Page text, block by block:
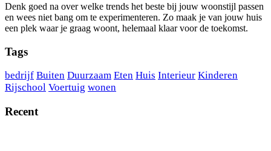
Denk goed na over welke trends het beste bij jouw woonstijl passen
en wees niet bang om te experimenteren. Zo maak je van jouw huis
een plek waar je graag woont, helemaal klaar voor de toekomst.
Tags
bedrijf Buiten Duurzaam Eten Huis Interieur Kinderen
Rijschool Voertuig wonen
Recent